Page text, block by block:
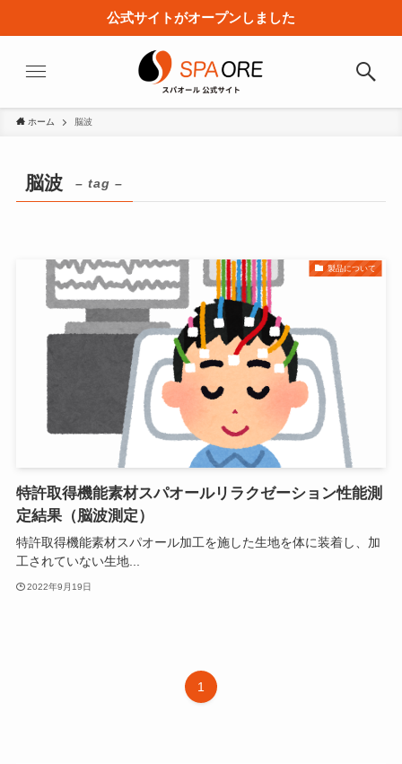
公式サイトがオープンしました
ホーム 脳波
脳波 – tag –
製品について
特許取得機能素材スパオールリラクゼーション性能測
定結果（脳波測定）
特許取得機能素材スパオール加工を施した生地を体に装着し、加
工されていない生地...
2022年9月19日
1